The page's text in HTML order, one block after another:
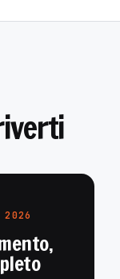
2026